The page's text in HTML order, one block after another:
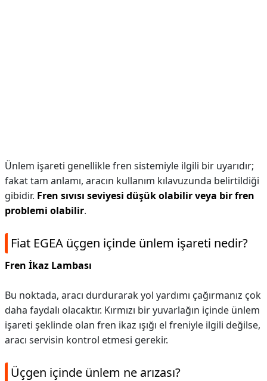
Ünlem işareti genellikle fren sistemiyle ilgili bir uyarıdır;
fakat tam anlamı, aracın kullanım kılavuzunda belirtildiği
gibidir. Fren sıvısı seviyesi düşük olabilir veya bir fren
problemi olabilir.
Fiat EGEA üçgen içinde ünlem işareti nedir?
Fren İkaz Lambası
Bu noktada, aracı durdurarak yol yardımı çağırmanız çok
daha faydalı olacaktır. Kırmızı bir yuvarlağın içinde ünlem
işareti şeklinde olan fren ikaz ışığı el freniyle ilgili değilse,
aracı servisin kontrol etmesi gerekir.
Üçgen içinde ünlem ne arızası?